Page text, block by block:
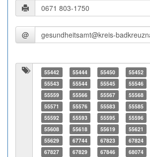
@
55442 55444 55450 55452
55543
55544 55545 55546
55559
55566 55567 55568
55571
55576 55583 55585
55592
55593 55595 55596
55608
55618 55619 55621
55629
67744 67823 67824
67827
67829 67846 68074